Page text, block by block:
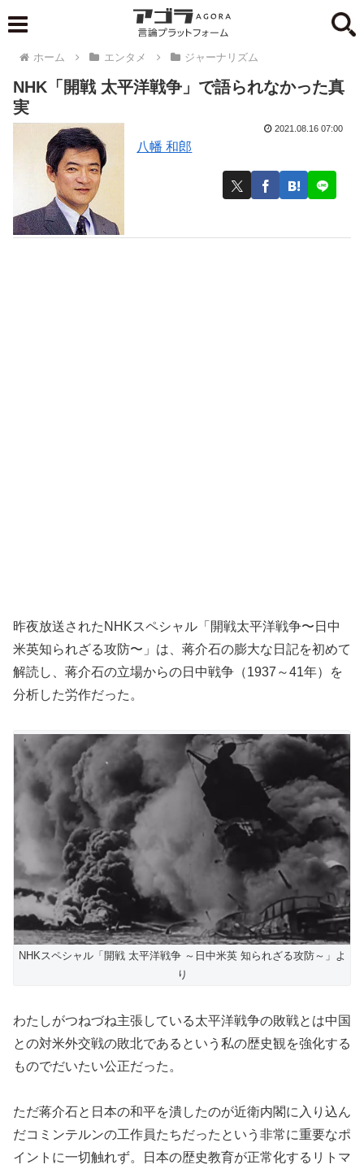
ホーム エンタメ ジャーナリズム
NHK「開戦 太平洋戦争」で語られなかった真
実
八幡 和郎
2021.08.16 07:00
昨夜放送されたNHKスペシャル「開戦太平洋戦争〜日中
米英知られざる攻防〜」は、蒋介石の膨大な日記を初めて
解読し、蒋介石の立場からの日中戦争（1937～41年）を
分析した労作だった。
NHKスペシャル「開戦 太平洋戦争 ～日中米英 知られざる攻防～」よ
り
わたしがつねづね主張している太平洋戦争の敗戦とは中国
との対米外交戦の敗北であるという私の歴史観を強化する
ものでだいたい公正だった。
ただ蒋介石と日本の和平を潰したのが近衛内閣に入り込ん
だコミンテルンの工作員たちだったという非常に重要なポ
イントに一切触れず。日本の歴史教育が正常化するリトマ